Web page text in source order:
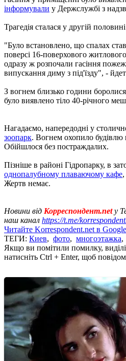
інформували у Держслужбі з
Трагедія сталася у другій
"Було встановлено, що спалах
поверсі 16-поверхового
одразу ж розпочали гасіння
випускання диму з під'їзду", -
З вогнем близько години
було виявлено тіло 40-річного
Нагадаємо, напередодні у
зоопарк. Вогнем охопило будівлю
Обійшлося без постраждалих.
Пізніше в районі Гідропарку, в
однопалубному плаваючому кафе
Жертв немає.
Новини від Корреспондент.netу
наш канал https://t.me/
Читайте Korrespondent.net в
ТЕГИ: Киев, фото, многоэтажка,
Якщо ви помітили помилку,
натисніть Ctrl + Enter, щоб